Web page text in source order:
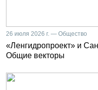
26 июля 2026 г. — Общество
«Ленгидропроект» и
Общие векторы